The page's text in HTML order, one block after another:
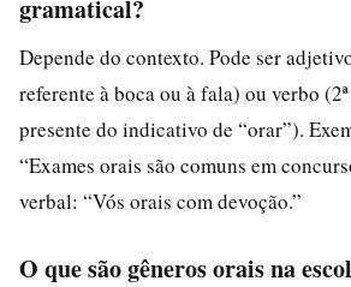
gramatical?
Depende do contexto. Pode ser
referente à boca ou à fala) ou verbo
presente do indicativo de “orar”).
“Exames orais são comuns em
verbal: “Vós orais com devoção.”
O que são gêneros orais na